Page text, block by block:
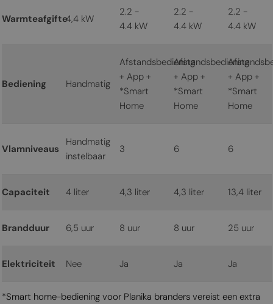
Warmteafgifte4,4 kW
2.2 -
4.4 kW
2.2 -
4.4 kW
2.2 -
4.4 kW
Bediening Handmatig
Afstandsbediening
+ App +
*Smart
Home
Afstandsbediening
+ App +
*Smart
Home
+ App +
*Smart
Home
Vlamniveaus
Handmatig
instelbaar
3 6 6
Capaciteit 4 liter 4,3 liter 4,3 liter 13,4 liter
Brandduur 6,5 uur 8 uur 8 uur 25 uur
Elektriciteit Nee Ja Ja Ja
*Smart home-bediening voor Planika branders vereist een extra